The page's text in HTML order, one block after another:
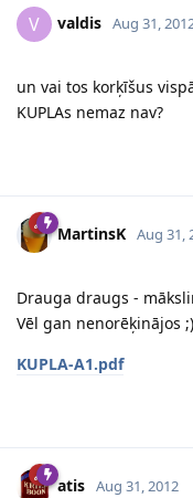
V valdis Aug 31,
un vai tos korķīšus
KUPLAs nemaz nav?
MartinsK Aug 31,
Drauga draugs -
Vēl gan nenorēķinājos ;)
KUPLA-A1.pdf
atis Aug 31, 2012